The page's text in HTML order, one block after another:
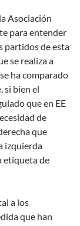
Asociación
para entender
partidos de esta
se realiza a
ha comparado
si bien el
que en EE
de
que
izquierda
etiqueta de
a los
que han